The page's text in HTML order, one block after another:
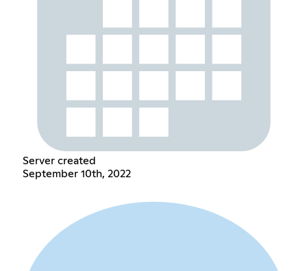
Server created
September 10th, 2022